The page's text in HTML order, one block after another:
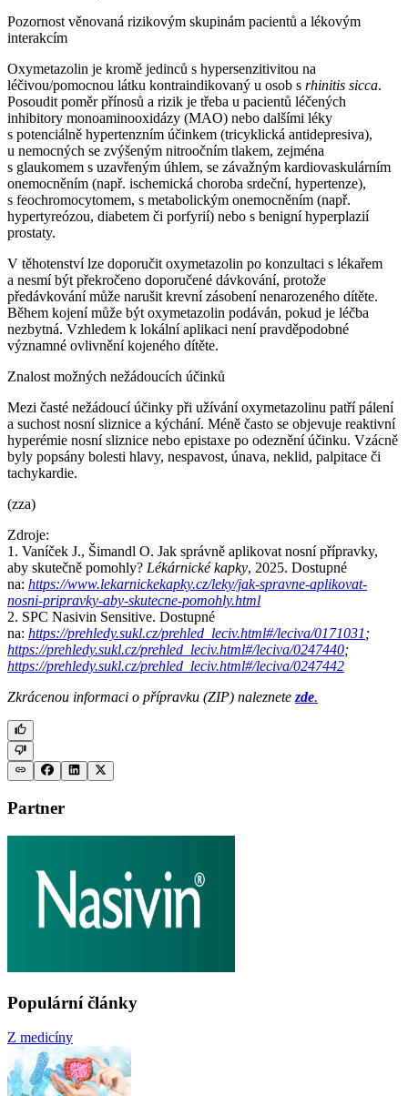
Pozornost věnovaná rizikovým skupinám pacientů a lékovým
interakcím
Oxymetazolin je kromě jedinců s hypersenzitivitou na
léčivou/pomocnou látku kontraindikovaný u osob s rhinitis sicca.
Posoudit poměr přínosů a rizik je třeba u pacientů léčených
inhibitory monoaminooxidázy (MAO) nebo dalšími léky
s potenciálně hypertenzním účinkem (tricyklická antidepresiva),
u nemocných se zvýšeným nitroočním tlakem, zejména
s glaukomem s uzavřeným úhlem, se závažným kardiovaskulárním
onemocněním (např. ischemická choroba srdeční, hypertenze),
s feochromocytomem, s metabolickým onemocněním (např.
hypertyreózou, diabetem či porfyrií) nebo s benigní hyperplazií
prostaty.
V těhotenství lze doporučit oxymetazolin po konzultaci s lékařem
a nesmí být překročeno doporučené dávkování, protože
předávkování může narušit krevní zásobení nenarozeného dítěte.
Během kojení může být oxymetazolin podáván, pokud je léčba
nezbytná. Vzhledem k lokální aplikaci není pravděpodobné
významné ovlivnění kojeného dítěte.
Znalost možných nežádoucích účinků
Mezi časté nežádoucí účinky při užívání oxymetazolinu patří pálení
a suchost nosní sliznice a kýchání. Méně často se objevuje reaktivní
hyperémie nosní sliznice nebo epistaxe po odeznění účinku. Vzácně
byly popsány bolesti hlavy, nespavost, únava, neklid, palpitace či
tachykardie.
(zza)
Zdroje:
1. Vaníček J., Šimandl O. Jak správně aplikovat nosní přípravky,
aby skutečně pomohly? Lékárnické kapky, 2025. Dostupné
na: https://www.lekarnickekapky.cz/leky/jak-spravne-aplikovat-
nosni-pripravky-aby-skutecne-pomohly.html
2. SPC Nasivin Sensitive. Dostupné
na: https://prehledy.sukl.cz/prehled_leciv.html#/leciva/0171031 ;
https://prehledy.sukl.cz/prehled_leciv.html#/leciva/0247440;
https://prehledy.sukl.cz/prehled_leciv.html#/leciva/0247442
Zkrácenou informaci o přípravku (ZIP) naleznete zde.
Partner
Populární články
Z medicíny